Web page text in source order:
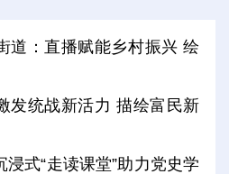
道：直播赋能乡村振兴 绘
发统战新活力 描绘富民新
式“走读课堂”助力党史学